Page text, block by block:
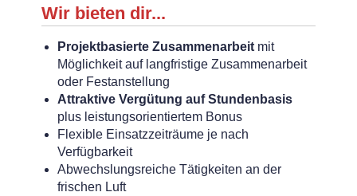
Wir bieten dir...
Projektbasierte Zusammenarbeit mit
Möglichkeit auf langfristige Zusammenarbeit
oder Festanstellung
Attraktive Vergütung auf Stundenbasis
plus leistungsorientiertem Bonus
Flexible Einsatzzeiträume je nach
Verfügbarkeit
Abwechslungsreiche Tätigkeiten an der
frischen Luft